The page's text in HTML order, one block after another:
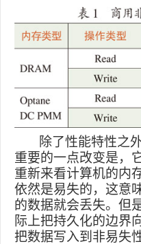
除了性能特性之
重要的一点改变是，
重新来看计算机的内
依然是易失的，这意
的数据就会丢失。但
际上把持久化的边界
把数据写入到非易失